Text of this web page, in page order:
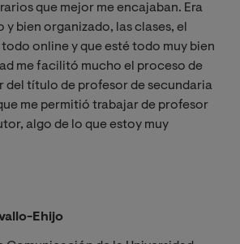
que mejor me encajaban. Era
bien organizado, las clases, el
todo online y que esté todo muy bien
me facilitó mucho el proceso de
del título de profesor de secundaria
me permitió trabajar de profesor
algo de lo que estoy muy
Ehijo